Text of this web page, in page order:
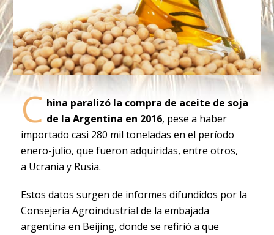
C hina paralizó la compra de aceite de soja
de la Argentina en 2016, pese a haber
importado casi 280 mil toneladas en el período
enero-julio, que fueron adquiridas, entre otros,
a Ucrania y Rusia.
Estos datos surgen de informes difundidos por la
Consejería Agroindustrial de la embajada
argentina en Beijing, donde se refirió a que